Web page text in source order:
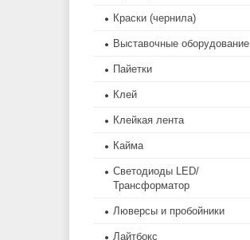
Краски (чернила)
Выставочные оборудование
Пайетки
Клей
Клейкая лента
Кайма
Светодиоды LED/
Трансформатор
Люверсы и пробойники
Лайтбокс